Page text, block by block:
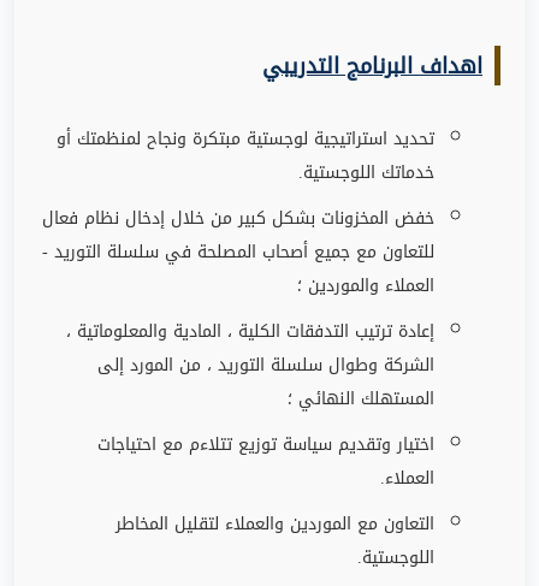
اهداف البرنامج التدريبي
تحديد استراتيجية لوجستية مبتكرة ونجاح لمنظمتك أو
خدماتك اللوجستية.
خفض المخزونات بشكل كبير من خلال إدخال نظام فعال
للتعاون مع جميع أصحاب المصلحة في سلسلة التوريد -
العملاء والموردين ؛
إعادة ترتيب التدفقات الكلية ، المادية والمعلوماتية ،
الشركة وطوال سلسلة التوريد ، من المورد إلى
المستهلك النهائي ؛
اختيار وتقديم سياسة توزيع تتلاءم مع احتياجات
العملاء.
التعاون مع الموردين والعملاء لتقليل المخاطر
اللوجستية.